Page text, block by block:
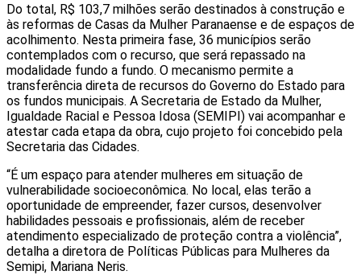
Do total, R$ 103,7 milhões serão destinados à construção e
às reformas de Casas da Mulher Paranaense e de espaços de
acolhimento. Nesta primeira fase, 36 municípios serão
contemplados com o recurso, que será repassado na
modalidade fundo a fundo. O mecanismo permite a
transferência direta de recursos do Governo do Estado para
os fundos municipais. A Secretaria de Estado da Mulher,
Igualdade Racial e Pessoa Idosa (SEMIPI) vai acompanhar e
atestar cada etapa da obra, cujo projeto foi concebido pela
Secretaria das Cidades.
“É um espaço para atender mulheres em situação de
vulnerabilidade socioeconômica. No local, elas terão a
oportunidade de empreender, fazer cursos, desenvolver
habilidades pessoais e profissionais, além de receber
atendimento especializado de proteção contra a violência”,
detalha a diretora de Políticas Públicas para Mulheres da
Semipi, Mariana Neris.